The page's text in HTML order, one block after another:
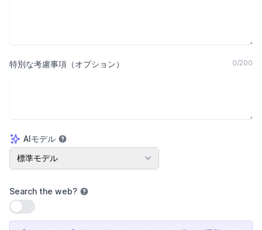
特別な考慮事項（オプション） 0/200
AIモデル
AIモデル
標準モデル
Search the web?
設定を使用